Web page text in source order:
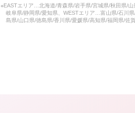
※EASTエリア…北海道/青森県/岩手県/宮城県/秋田県/
岐阜県/静岡県/愛知県、WESTエリア…富山県/石川
島県/山口県/徳島県/香川県/愛媛県/高知県/福岡県/佐